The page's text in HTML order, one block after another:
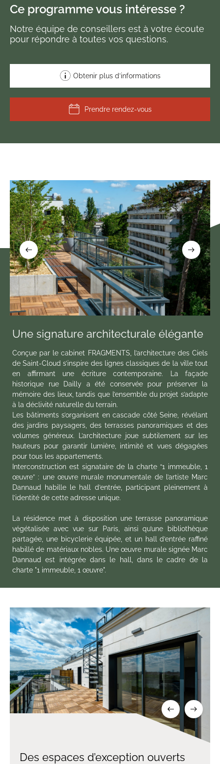
Ce programme vous intéresse ?
Notre équipe de conseillers est à votre écoute
pour répondre à toutes vos questions.
Obtenir plus d’informations
Prendre rendez-vous
Une signature architecturale élégante
Conçue par le cabinet FRAGMENTS, l’architecture des Ciels
de Saint-Cloud s’inspire des lignes classiques de la ville tout
en affirmant une écriture contemporaine. La façade
historique rue Dailly a été conservée pour préserver la
mémoire des lieux, tandis que l’ensemble du projet s’adapte
à la déclivité naturelle du terrain.
Les bâtiments s’organisent en cascade côté Seine, révélant
des jardins paysagers, des terrasses panoramiques et des
volumes généreux. L’architecture joue subtilement sur les
hauteurs pour garantir lumière, intimité et vues dégagées
pour tous les appartements.
Interconstruction est signataire de la charte “1 immeuble, 1
œuvre” : une œuvre murale monumentale de l’artiste Marc
Dannaud habille le hall d’entrée, participant pleinement à
l’identité de cette adresse unique.
La résidence met à disposition une terrasse panoramique
végétalisée avec vue sur Paris, ainsi qu’une bibliothèque
partagée, une bicyclerie équipée, et un hall d’entrée raffiné
habillé de matériaux nobles. Une œuvre murale signée Marc
Dannaud est intégrée dans le hall, dans le cadre de la
charte "1 immeuble, 1 œuvre".
Des espaces d’exception ouverts